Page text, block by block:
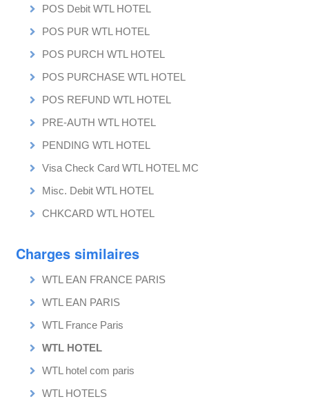
POS Debit WTL HOTEL
POS PUR WTL HOTEL
POS PURCH WTL HOTEL
POS PURCHASE WTL HOTEL
POS REFUND WTL HOTEL
PRE-AUTH WTL HOTEL
PENDING WTL HOTEL
Visa Check Card WTL HOTEL MC
Misc. Debit WTL HOTEL
CHKCARD WTL HOTEL
Charges similaires
WTL EAN FRANCE PARIS
WTL EAN PARIS
WTL France Paris
WTL HOTEL
WTL hotel com paris
WTL HOTELS